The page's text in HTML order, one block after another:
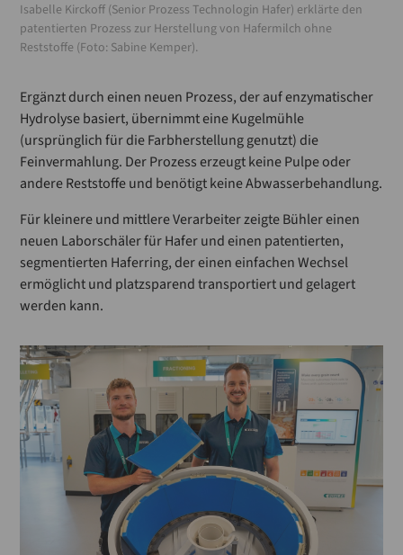
Isabelle Kirckoff (Senior Prozess Technologin Hafer) erklärte den
patentierten Prozess zur Herstellung von Hafermilch ohne
Reststoffe (Foto: Sabine Kemper).
Ergänzt durch einen neuen Prozess, der auf enzymatischer
Hydrolyse basiert, übernimmt eine Kugelmühle
(ursprünglich für die Farbherstellung genutzt) die
Feinvermahlung. Der Prozess erzeugt keine Pulpe oder
andere Reststoffe und benötigt keine Abwasserbehandlung.
Für kleinere und mittlere Verarbeiter zeigte Bühler einen
neuen Laborschäler für Hafer und einen patentierten,
segmentierten Haferring, der einen einfachen Wechsel
ermöglicht und platzsparend transportiert und gelagert
werden kann.